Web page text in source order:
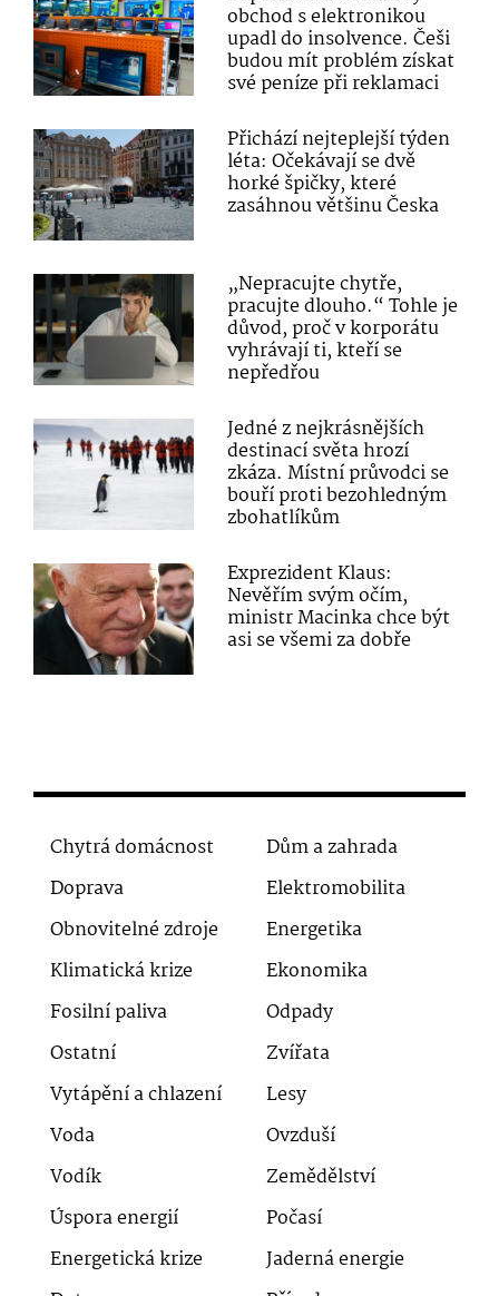
obchod s elektronikou
upadl do insolvence. Češi
budou mít problém získat
své peníze při reklamaci
Přichází nejteplejší týden
léta: Očekávají se dvě
horké špičky, které
zasáhnou většinu Česka
„Nepracujte chytře,
pracujte dlouho.“ Tohle je
důvod, proč v korporátu
vyhrávají ti, kteří se
nepředřou
Jedné z nejkrásnějších
destinací světa hrozí
zkáza. Místní průvodci se
bouří proti bezohledným
zbohatlíkům
Exprezident Klaus:
Nevěřím svým očím,
ministr Macinka chce být
asi se všemi za dobře
Chytrá domácnost
Dům a zahrada
Doprava
Elektromobilita
Obnovitelné zdroje
Energetika
Klimatická krize
Ekonomika
Fosilní paliva
Odpady
Ostatní
Zvířata
Vytápění a chlazení
Lesy
Voda
Ovzduší
Vodík
Zemědělství
Úspora energií
Počasí
Energetická krize
Jaderná energie